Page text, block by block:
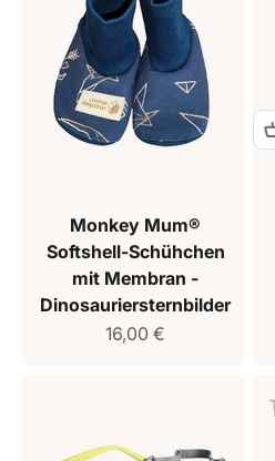
Monkey Mum®
Softshell-Schühchen
mit Membran -
Dinosauriersternbilder
Verkaufspreis
16,00 €